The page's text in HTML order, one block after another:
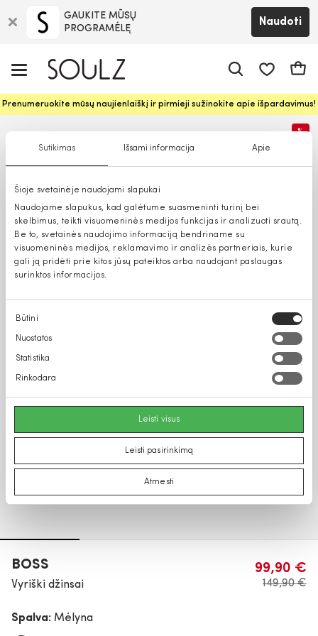
Sutikimas Išsami informacija Apie
Šioje svetainėje naudojami slapukai
Naudojame slapukus, kad galėtume suasmeninti turinį bei
skelbimus, teikti visuomeninės medijos funkcijas ir analizuoti srautą.
Be to, svetainės naudojimo informaciją bendriname su
visuomeninės medijos, reklamavimo ir analizės partneriais, kurie
gali ją pridėti prie kitos jūsų pateiktos arba naudojant paslaugas
surinktos informacijos.
Sutikimo
pasirinkimas
Būtini
Nuostatos
Statistika
Rinkodara
Leisti visus
Leisti pasirinkimą
Atmesti
GAUKITE MŪSŲ
PROGRAMĖLĘ
Naudoti
Prenumeruokite mūsų naujienlaiškį ir pirmieji sužinokite apie išpardavimus!
%
BOSS
Vyriški džinsai
99,90 €
149,90 €
Spalva: Mėlyna